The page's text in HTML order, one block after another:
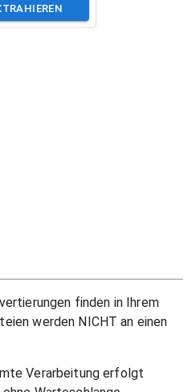
finden in Ihrem
werden NICHT an einen
Verarbeitung erfolgt